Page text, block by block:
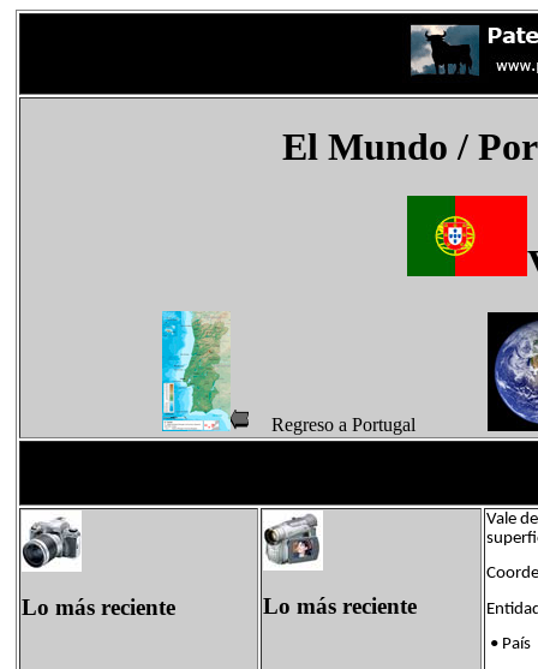
El Mundo /
Regreso a Portugal
Lo más reciente Lo más reciente
Vale
•